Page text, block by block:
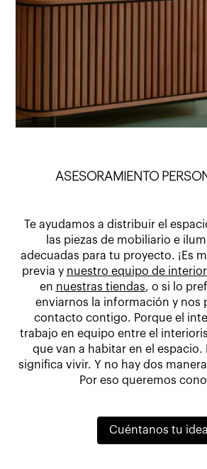
ASESORAMIENTO
Te ayudamos a distribuir el
las piezas de mobiliario e
adecuadas para tu proyecto. ¡Es
previa y nuestro equipo de
en nuestras tiendas, o si lo
enviarnos la información y nos
contacto contigo. Porque el
trabajo en equipo entre el
que van a habitar en el espacio.
significa vivir. Y no hay dos
Por eso queremos
Cuéntanos tu idea